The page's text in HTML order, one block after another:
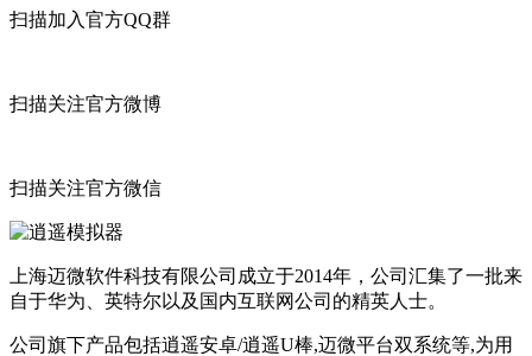
扫描加入官方QQ群
扫描关注官方微博
扫描关注官方微信
上海迈微软件科技有限公司成立于2014年，公司汇集了一批来
自于华为、英特尔以及国内互联网公司的精英人士。
公司旗下产品包括逍遥安卓/逍遥U棒,迈微平台双系统等,为用